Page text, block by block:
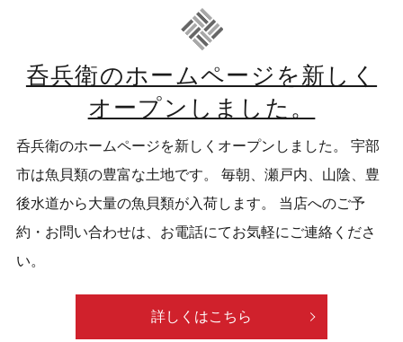
呑兵衛のホームページを新しく
オープンしました。
呑兵衛のホームページを新しくオープンしました。 宇部
市は魚貝類の豊富な土地です。 毎朝、瀬戸内、山陰、豊
後水道から大量の魚貝類が入荷します。 当店へのご予
約・お問い合わせは、お電話にてお気軽にご連絡くださ
い。
詳しくはこちら